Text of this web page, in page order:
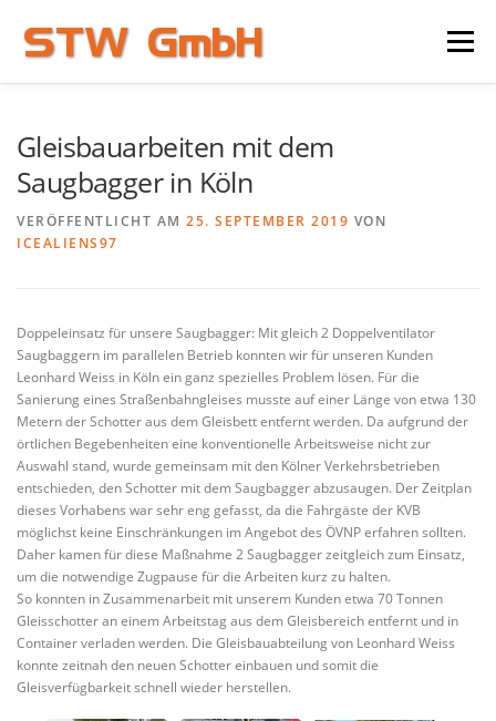
Inhalt
springen
Menü
Gleisbauarbeiten mit dem
Saugbagger in Köln
VERÖFFENTLICHT AM 25. SEPTEMBER 2019 VON
ICEALIENS97
Doppeleinsatz für unsere Saugbagger: Mit gleich 2 Doppelventilator
Saugbaggern im parallelen Betrieb konnten wir für unseren Kunden
Leonhard Weiss in Köln ein ganz spezielles Problem lösen. Für die
Sanierung eines Straßenbahngleises musste auf einer Länge von etwa 130
Metern der Schotter aus dem Gleisbett entfernt werden. Da aufgrund der
örtlichen Begebenheiten eine konventionelle Arbeitsweise nicht zur
Auswahl stand, wurde gemeinsam mit den Kölner Verkehrsbetrieben
entschieden, den Schotter mit dem Saugbagger abzusaugen. Der Zeitplan
dieses Vorhabens war sehr eng gefasst, da die Fahrgäste der KVB
möglichst keine Einschränkungen im Angebot des ÖVNP erfahren sollten.
Daher kamen für diese Maßnahme 2 Saugbagger zeitgleich zum Einsatz,
um die notwendige Zugpause für die Arbeiten kurz zu halten.
So konnten in Zusammenarbeit mit unserem Kunden etwa 70 Tonnen
Gleisschotter an einem Arbeitstag aus dem Gleisbereich entfernt und in
Container verladen werden. Die Gleisbauabteilung von Leonhard Weiss
konnte zeitnah den neuen Schotter einbauen und somit die
Gleisverfügbarkeit schnell wieder herstellen.